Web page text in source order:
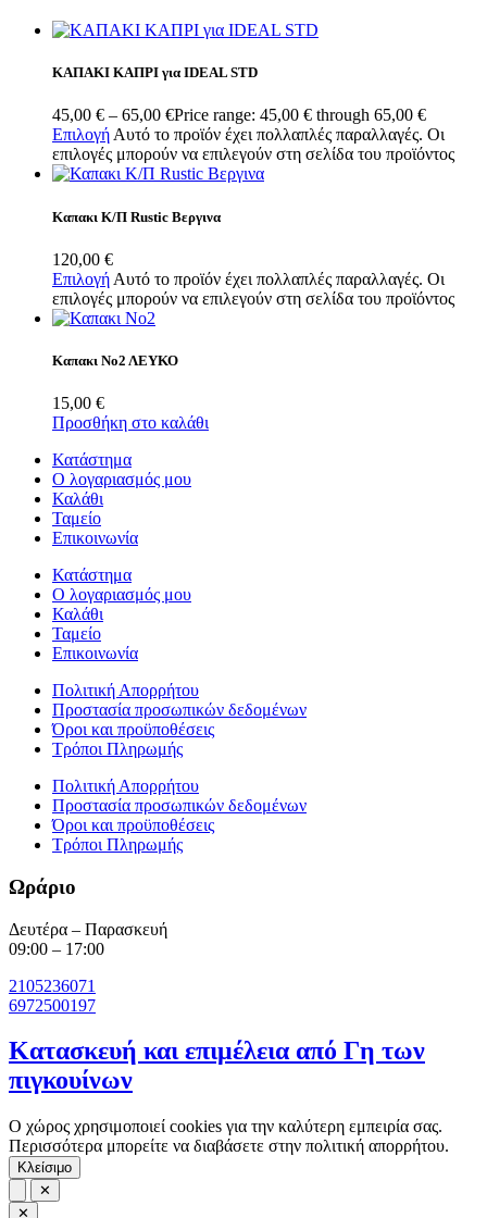
ΚΑΠΑΚΙ ΚΑΠΡΙ για IDEAL STD
45,00 € – 65,00 €Price range: 45,00 € through 65,00 €
Επιλογή Αυτό το προϊόν έχει πολλαπλές παραλλαγές. Οι
επιλογές μπορούν να επιλεγούν στη σελίδα του προϊόντος
Καπακι Κ/Π Rustic Βεργινα
120,00 €
Επιλογή Αυτό το προϊόν έχει πολλαπλές παραλλαγές. Οι
επιλογές μπορούν να επιλεγούν στη σελίδα του προϊόντος
Καπακι Νο2 ΛΕΥΚΟ
15,00 €
Προσθήκη στο καλάθι
Κατάστημα
Ο λογαριασμός μου
Καλάθι
Ταμείο
Επικοινωνία
Κατάστημα
Ο λογαριασμός μου
Καλάθι
Ταμείο
Επικοινωνία
Πολιτική Απορρήτου
Προστασία προσωπικών δεδομένων
Όροι και προϋποθέσεις
Τρόποι Πληρωμής
Πολιτική Απορρήτου
Προστασία προσωπικών δεδομένων
Όροι και προϋποθέσεις
Τρόποι Πληρωμής
Ωράριο
Δευτέρα – Παρασκευή
09:00 – 17:00
2105236071
6972500197
Κατασκευή και επιμέλεια από Γη των
πιγκουίνων
Ο χώρος χρησιμοποιεί cookies για την καλύτερη εμπειρία σας.
Περισσότερα μπορείτε να διαβάσετε στην πολιτική απορρήτου.
Κλείσιμο
✕
✕